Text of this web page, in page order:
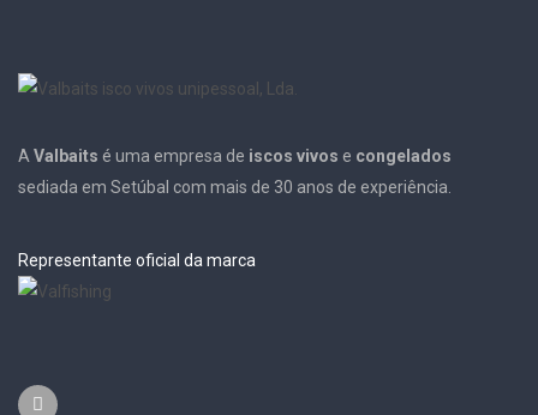
A Valbaits é uma empresa de iscos vivos e congelados
sediada em Setúbal com mais de 30 anos de experiência.
Representante oficial da marca